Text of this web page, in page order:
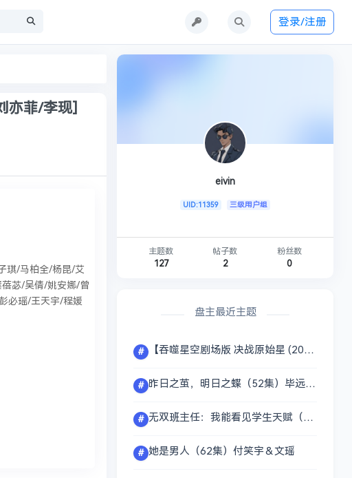
登录/注册
亦菲/李现]
琪/马柏全/杨昆/艾
苾/吴倩/姚安娜/曾
必瑶/王天宇/程媛
eivin
UID:11359 三级用户组
主题数
127
帖子数
2
粉丝数
0
盘主最近主题
# 【吞噬星空剧场版 决战原始星 (2026)】【4K高码】【国语中字】【类型：动作 / 奇幻 / 动画】
# 昨日之茧，明日之蝶（52集）毕远峰＆李雪莹
# 无双班主任：我能看见学生天赋（63集）于颢鑫＆马嘉穗
# 她是男人（62集）付笑宇＆文瑶